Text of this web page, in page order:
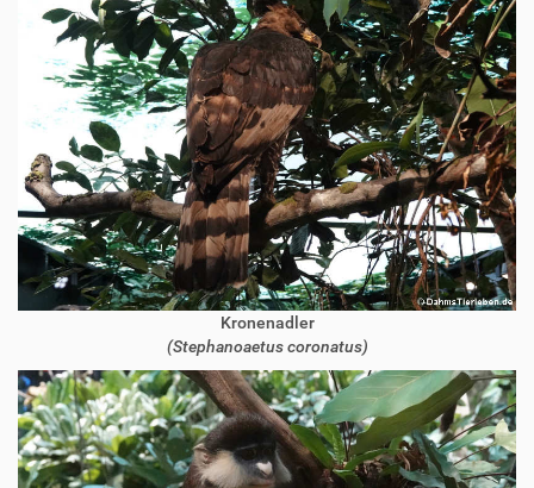
Kronenadler
(Stephanoaetus coronatus)